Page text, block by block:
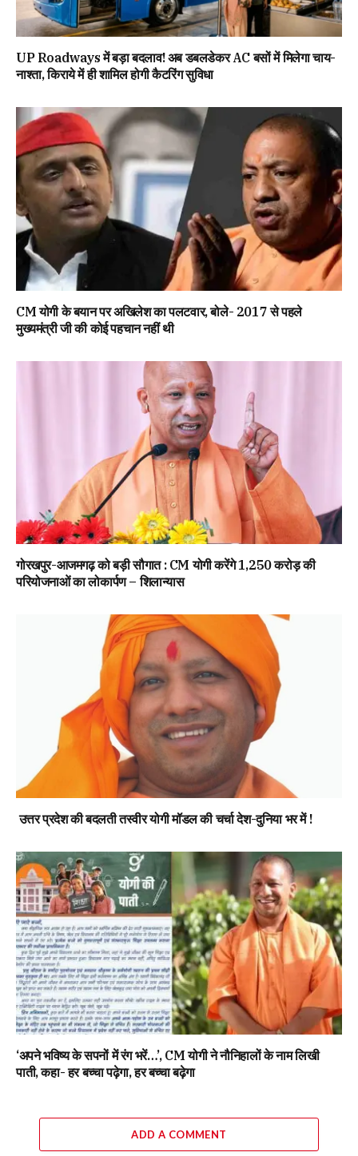
UP Roadways में बड़ा बदलाव! अब डबलडेकर AC बसों में मिलेगा चाय-
नाश्ता, किराये में ही शामिल होगी कैटरिंग सुविधा
CM योगी के बयान पर अखिलेश का पलटवार, बोले- 2017 से पहले
मुख्यमंत्री जी की कोई पहचान नहीं थी
गोरखपुर-आजमगढ़ को बड़ी सौगात : CM योगी करेंगे 1,250 करोड़ की
परियोजनाओं का लोकार्पण – शिलान्यास
उत्तर प्रदेश की बदलती तस्वीर योगी मॉडल की चर्चा देश-दुनिया भर में !
‘अपने भविष्य के सपनों में रंग भरें…’, CM योगी ने नौनिहालों के नाम लिखी
पाती, कहा- हर बच्चा पढ़ेगा, हर बच्चा बढ़ेगा
ADD A COMMENT